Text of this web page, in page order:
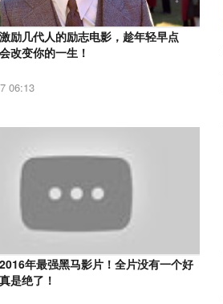
激励几代人的励志电影，趁年轻早点
改变你的一生！
06:13
2016年最强黑马影片！全片没有一个好
是绝了！